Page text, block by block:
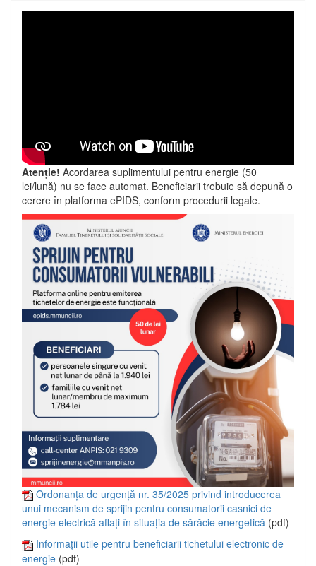
Atenție! Acordarea suplimentului pentru energie (50
lei/lună) nu se face automat. Beneficiarii trebuie să depună o
cerere în platforma ePIDS, conform procedurii legale.
Ordonanța de urgență nr. 35/2025 privind introducerea
unui mecanism de sprijin pentru consumatorii casnici de
energie electrică aflați în situația de sărăcie energetică (pdf)
Informații utile pentru beneficiarii tichetului electronic de
energie (pdf)